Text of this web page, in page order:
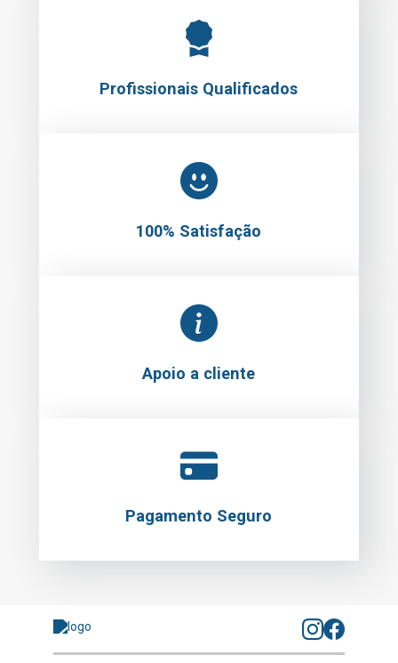
Profissionais Qualificados
100% Satisfação
Apoio a cliente
Pagamento Seguro